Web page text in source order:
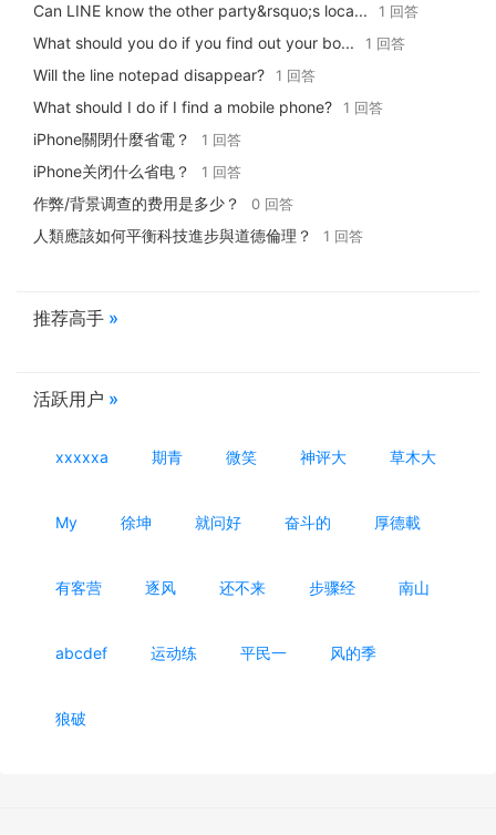
Can LINE know the other party&rsquo;s loca... 1 回答
What should you do if you find out your bo... 1 回答
Will the line notepad disappear? 1 回答
What should I do if I find a mobile phone? 1 回答
iPhone關閉什麼省電？ 1 回答
iPhone关闭什么省电？ 1 回答
作弊/背景调查的费用是多少？ 0 回答
人類應該如何平衡科技進步與道德倫理？ 1 回答
推荐高手 »
活跃用户 »
xxxxxa 期青 微笑 神评大 草木大
My 徐坤 就问好 奋斗的 厚德載
有客营 逐风 还不来 步骤经 南山
abcdef 运动练 平民一 风的季
狼破